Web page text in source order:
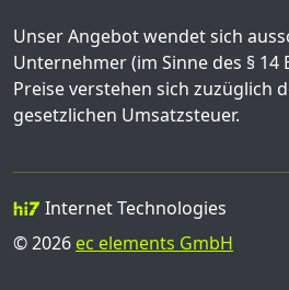
Unser Angebot wendet sich
Unternehmer (im Sinne des § 14
Preise verstehen sich zuzüglich
gesetzlichen Umsatzsteuer.
Internet Technologies
© 2026 ec elements GmbH